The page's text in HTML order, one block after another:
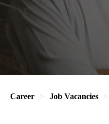
Career Job Vacancies